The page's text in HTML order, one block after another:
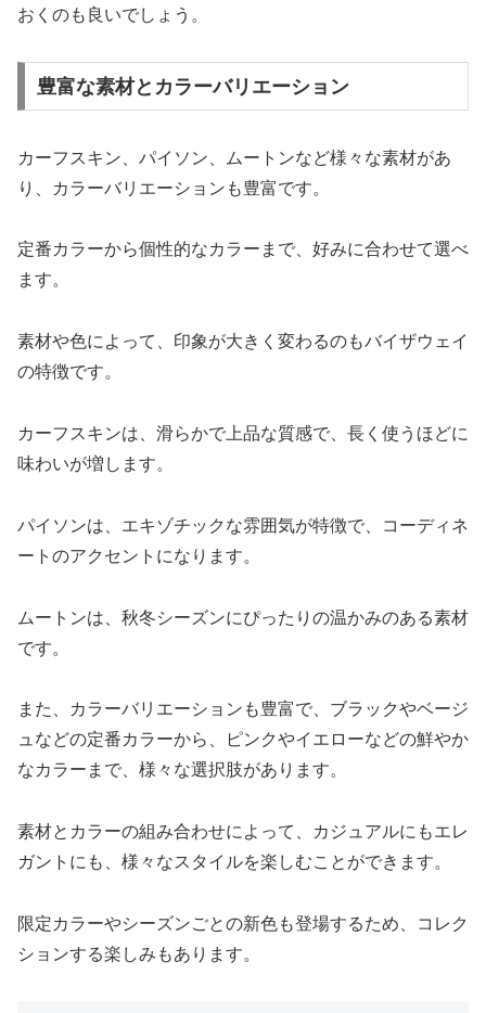
おくのも良いでしょう。
豊富な素材とカラーバリエーション
カーフスキン、パイソン、ムートンなど様々な素材があ
り、カラーバリエーションも豊富です。
定番カラーから個性的なカラーまで、好みに合わせて選べ
ます。
素材や色によって、印象が大きく変わるのもバイザウェイ
の特徴です。
カーフスキンは、滑らかで上品な質感で、長く使うほどに
味わいが増します。
パイソンは、エキゾチックな雰囲気が特徴で、コーディネ
ートのアクセントになります。
ムートンは、秋冬シーズンにぴったりの温かみのある素材
です。
また、カラーバリエーションも豊富で、ブラックやベージ
ュなどの定番カラーから、ピンクやイエローなどの鮮やか
なカラーまで、様々な選択肢があります。
素材とカラーの組み合わせによって、カジュアルにもエレ
ガントにも、様々なスタイルを楽しむことができます。
限定カラーやシーズンごとの新色も登場するため、コレク
ションする楽しみもあります。